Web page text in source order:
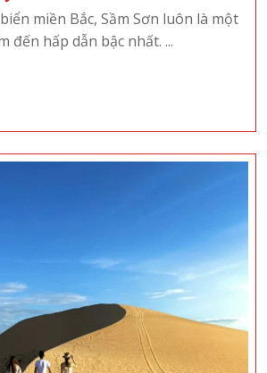
Bộ
Những
Khi
Đến
Ngày
1
Đêm
miền Bắc, Sầm Sơn luôn là một
đến hấp dẫn bậc nhất. ...